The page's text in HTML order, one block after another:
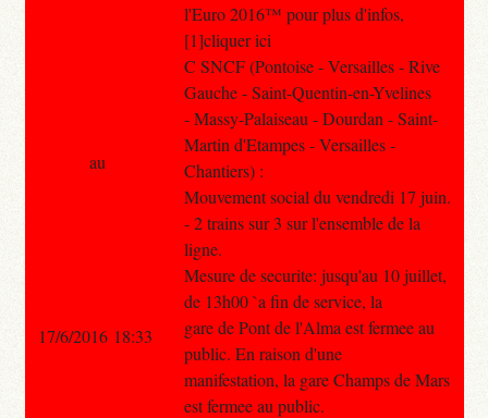
l'Euro 2016™ pour plus d'infos,
[1]cliquer ici
C SNCF (Pontoise - Versailles - Rive
Gauche - Saint-Quentin-en-Yvelines
- Massy-Palaiseau - Dourdan - Saint-
Martin d'Etampes - Versailles -
Chantiers) :
Mouvement social du vendredi 17 juin.
- 2 trains sur 3 sur l'ensemble de la
ligne.
Mesure de securite: jusqu'au 10 juillet,
de 13h00 `a fin de service, la
gare de Pont de l'Alma est fermee au
public. En raison d'une
manifestation, la gare Champs de Mars
est fermee au public.
au
17/6/2016 18:33